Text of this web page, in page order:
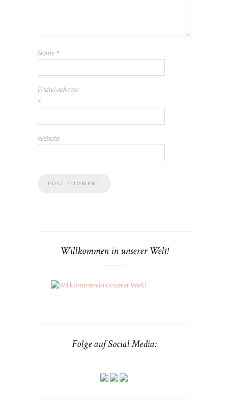
Name *
E-Mail-Adresse
*
Website
Willkommen in unserer Welt!
Folge auf Social Media: